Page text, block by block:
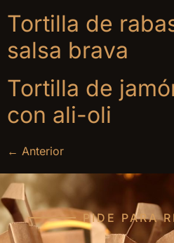
Tortilla de
salsa brava
Tortilla de
con ali-oli
← Anterior
PIDE PARA